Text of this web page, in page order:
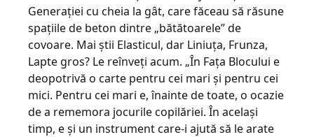
Generaţiei cu cheia la gât, care făceau să răsune
spaţiile de beton dintre „bătătoarele” de
covoare. Mai ştii Elasticul, dar Liniuţa, Frunza,
Lapte gros? Le reînveţi acum. „În Faţa Blocului e
deopotrivă o carte pentru cei mari şi pentru cei
mici. Pentru cei mari e, înainte de toate, o ocazie
de a rememora jocurile copilăriei. În acelaşi
timp, e şi un instrument care-i ajută să le arate